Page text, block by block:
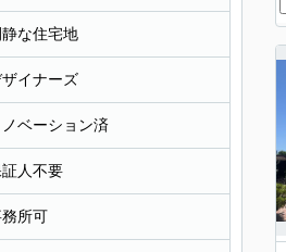
静な住宅地
イナーズ
ノベーション済
人不要
所可